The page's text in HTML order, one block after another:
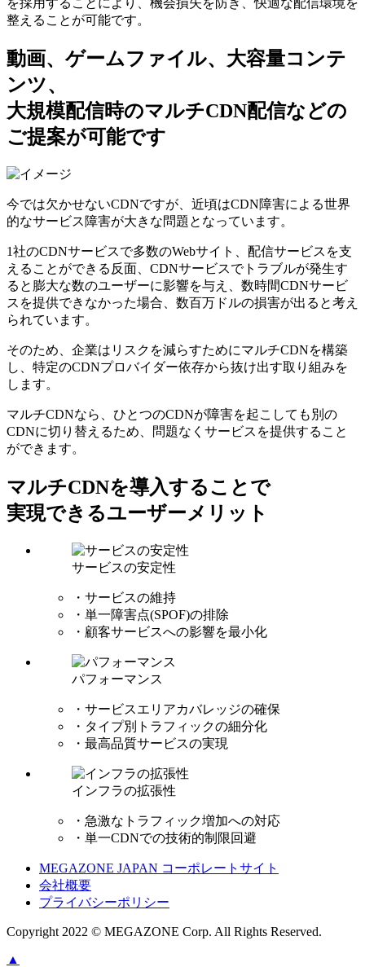
を採用することにより、機会損失を防ぎ、快適な配信環境を
整えることが可能です。
動画、ゲームファイル、大容量コンテ
ンツ、
大規模配信時のマルチCDN配信などの
ご提案が可能です
今では⽋かせないCDNですが、近頃はCDN障害による世界
的なサービス障害が⼤きな問題となっています。
1社のCDNサービスで多数のWebサイト、配信サービスを⽀
えることができる反⾯、CDNサービスでトラブルが発⽣す
ると膨⼤な数のユーザーに影響を与え、数時間CDNサービ
スを提供できなかった場合、数百万ドルの損害が出ると考え
られています。
そのため、企業はリスクを減らすためにマルチCDNを構築
し、特定のCDNプロバイダー依存から抜け出す取り組みを
します。
マルチCDNなら、ひとつのCDNが障害を起こしても別の
CDNに切り替えるため、問題なくサービスを提供すること
ができます。
マルチCDNを導入することで
実現できるユーザーメリット
サービスの安定性
・サービスの維持
・単一障害点(SPOF)の排除
・顧客サービスへの影響を最小化
パフォーマンス
・サービスエリアカバレッジの確保
・タイプ別トラフィックの細分化
・最高品質サービスの実現
インフラの拡張性
・急激なトラフィック増加への対応
・単一CDNでの技術的制限回避
MEGAZONE JAPAN コーポレートサイト
会社概要
プライバシーポリシー
Copyright 2022 © MEGAZONE Corp. All Rights Reserved.
▲